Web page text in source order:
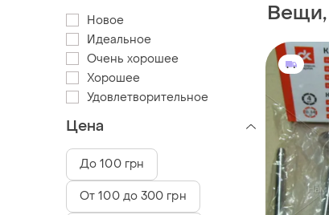
Вещи,
Новое
Идеальное
Очень хорошее
Хорошее
Удовлетворительное
Цена
До 100 грн
От 100 до 300 грн